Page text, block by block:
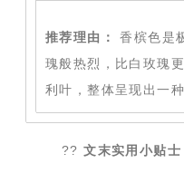
推荐理由：
香槟色是
瑰般热烈，比白玫瑰
利叶，整体呈现出一
??文末实用小贴士